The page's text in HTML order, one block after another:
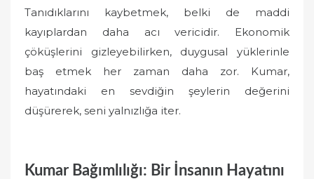
Tanıdıklarını kaybetmek, belki de maddi
kayıplardan daha acı vericidir. Ekonomik
çöküşlerini gizleyebilirken, duygusal yüklerinle
baş etmek her zaman daha zor. Kumar,
hayatındaki en sevdiğin şeylerin değerini
düşürerek, seni yalnızlığa iter.
Kumar Bağımlılığı: Bir İnsanın Hayatını